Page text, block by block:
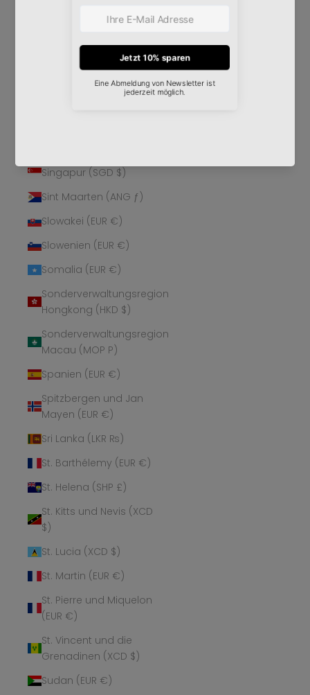
Schweiz (CHF CHF)
Senegal (XOF Fr)
Serbien (RSD РСД)
Seychellen (EUR €)
Singapur (SGD $)
Sint Maarten (ANG ƒ)
Slowakei (EUR €)
Slowenien (EUR €)
Somalia (EUR €)
Sonderverwaltungsregion
Hongkong (HKD $)
Sonderverwaltungsregion
Macau (MOP P)
Spanien (EUR €)
Spitzbergen und Jan
Mayen (EUR €)
Sri Lanka (LKR ₨)
St. Barthélemy (EUR €)
St. Helena (SHP £)
St. Kitts und Nevis (XCD
$)
St. Lucia (XCD $)
St. Martin (EUR €)
St. Pierre und Miquelon
(EUR €)
St. Vincent und die
Grenadinen (XCD $)
Sudan (EUR €)